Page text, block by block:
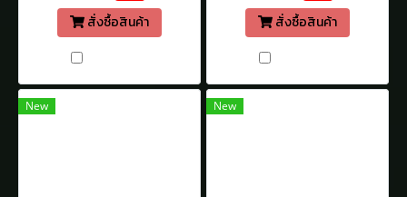
สั่งซื้อสินค้า
สั่งซื้อสินค้า
New New